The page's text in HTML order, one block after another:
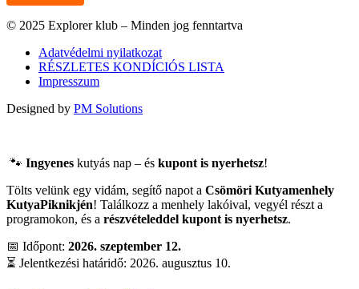
© 2025 Explorer klub – Minden jog fenntartva
Adatvédelmi nyilatkozat
RÉSZLETES KONDÍCIÓS LISTA
Impresszum
Designed by PM Solutions
🐾 Ingyenes kutyás nap – és kupont is nyerhetsz!
Tölts velünk egy vidám, segítő napot a Csömöri Kutyamenhely
KutyaPiknikjén! Találkozz a menhely lakóival, vegyél részt a
programokon, és a részvételeddel kupont is nyerhetsz.
📅 Időpont: 2026. szeptember 12.
⏳ Jelentkezési határidő: 2026. augusztus 10.